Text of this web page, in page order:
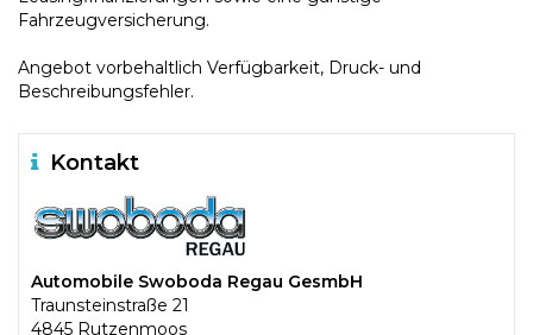
Fahrzeugversicherung.
Angebot vorbehaltlich Verfügbarkeit, Druck- und
Beschreibungsfehler.
Kontakt
Automobile Swoboda Regau GesmbH
Traunsteinstraße 21
4845 Rutzenmoos